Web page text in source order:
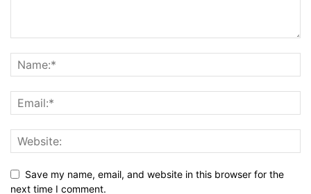
Save my name, email, and website in this browser for the
next time I comment.